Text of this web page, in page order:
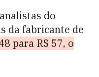
do
da fabricante de
para R$ 57, o